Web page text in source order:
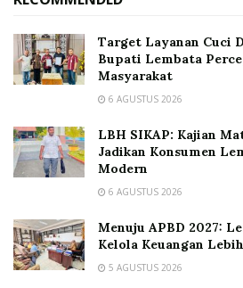
Target Layanan Cuci
Bupati Lembata
Masyarakat
6 AGUSTUS 2026
LBH SIKAP: Kajian
Jadikan Konsumen
Modern
6 AGUSTUS 2026
Menuju APBD 2027:
Kelola Keuangan
5 AGUSTUS 2026